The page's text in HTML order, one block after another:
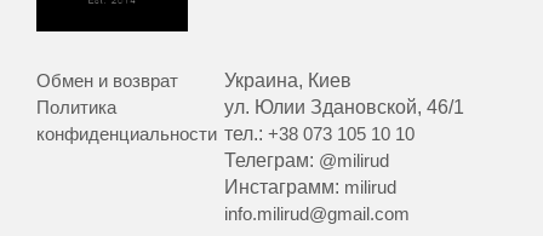
Обмен и возврат
Политика
конфиденциальности
Украина, Киев
ул. Юлии Здановской, 46/1
тел.:+38 073 105 10 10
Телеграм: @milirud
Инстаграмм: milirud
info.milirud@gmail.com